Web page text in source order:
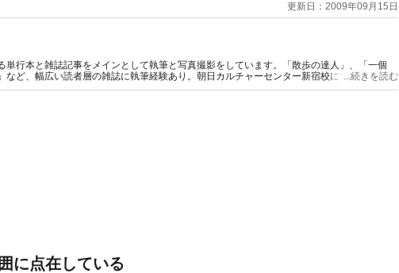
更新日：2009年09月15日
単行本と雑誌記事をメインとして執筆と写真撮影をしています。「散歩の達人」、「一個
など、幅広い読者層の雑誌に執筆経験あり。朝日カルチャーセンター新宿校にて「吉田さら
種講座も開催中。
...続きを読む
に点在している